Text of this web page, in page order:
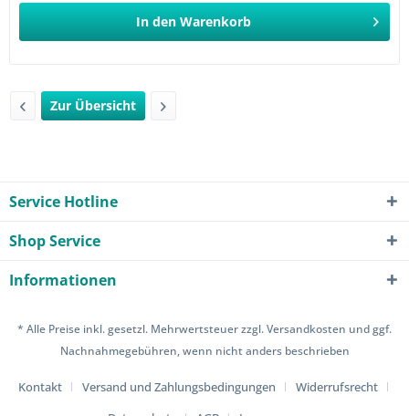
In den Warenkorb
Zur Übersicht
Service Hotline
Shop Service
Informationen
* Alle Preise inkl. gesetzl. Mehrwertsteuer zzgl.Versandkosten und ggf.
Nachnahmegebühren, wenn nicht anders beschrieben
Kontakt Versand und Zahlungsbedingungen
Widerrufsrecht